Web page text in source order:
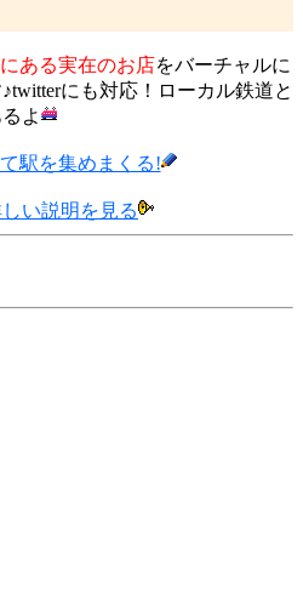
ある実在のお店をバーチャルに
にも対応！ローカル鉄道と
よ
駅を集めまくる!
い説明を見る